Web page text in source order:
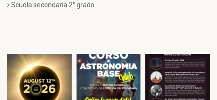
Scuola secondaria 2° grado